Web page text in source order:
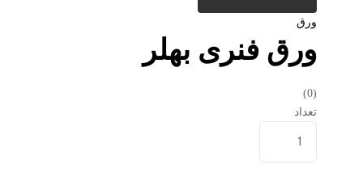
ورق
ورق فنری بهلر
(0)
تعداد